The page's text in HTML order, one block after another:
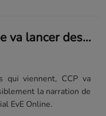
nouveautés.
EvE Online va lancer des extensions axées sur le contenu narratif
qui viennent, CCP va
la narration de
EvE Online.